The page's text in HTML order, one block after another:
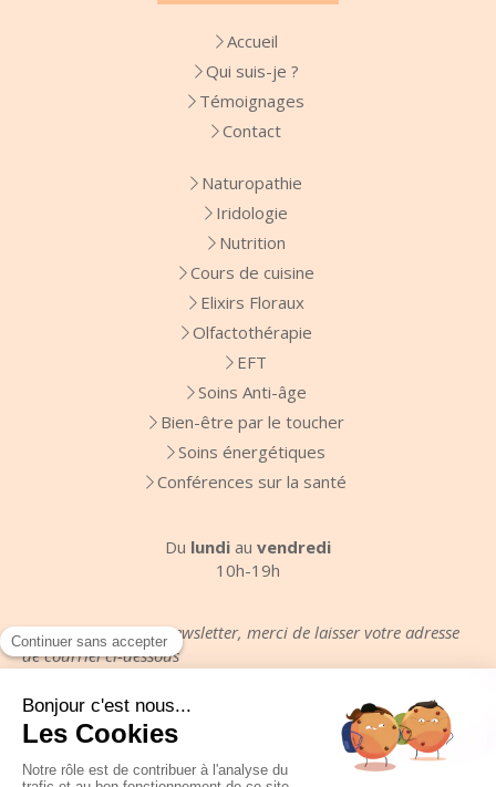
Accueil
Qui suis-je ?
Témoignages
Contact
Naturopathie
Iridologie
Nutrition
Cours de cuisine
Elixirs Floraux
Olfactothérapie
EFT
Soins Anti-âge
Bien-être par le toucher
Soins énergétiques
Conférences sur la santé
Du lundi au vendredi
10h-19h
Pour recevoir votre newsletter, merci de laisser votre adresse
de courriel ci-dessous
Votre email